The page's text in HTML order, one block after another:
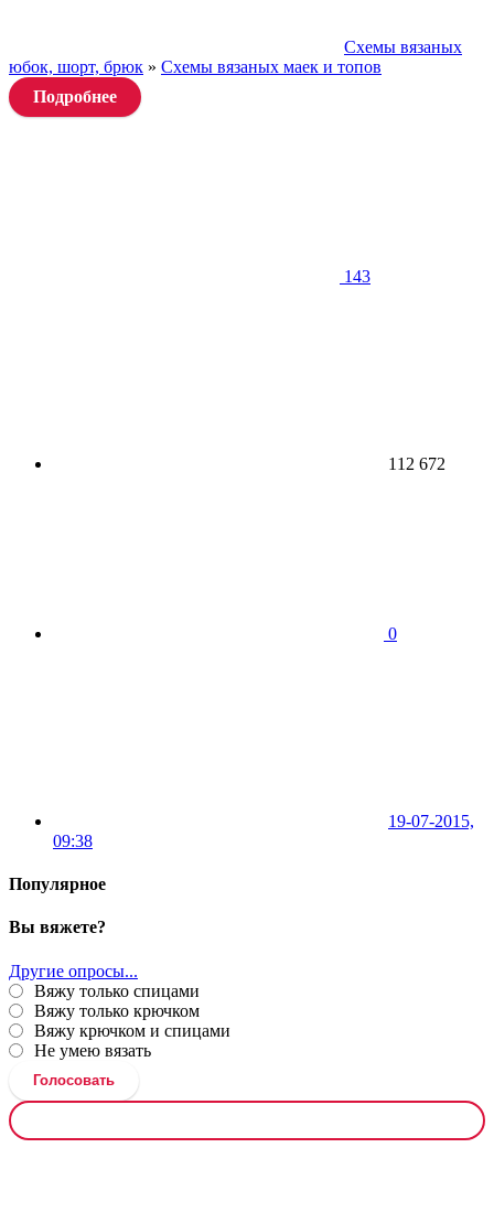
Схемы вязаных
юбок, шорт, брюк » Схемы вязаных маек и топов
Подробнее
143
112 672
0
19-07-2015,
09:38
Популярное
Вы вяжете?
Другие опросы...
Вяжу только спицами
Вяжу только крючком
Вяжу крючком и спицами
Не умею вязать
Голосовать